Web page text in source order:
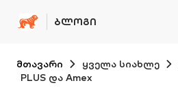
ᲑᲚᲝᲒᲘ
მთავარი ყველა სიახლე
PLUS და Amex